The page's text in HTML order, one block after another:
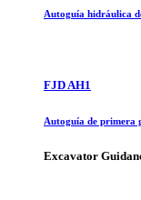
Autoguía hidráulica
FJD AH1
Autoguía de primera
Excavator